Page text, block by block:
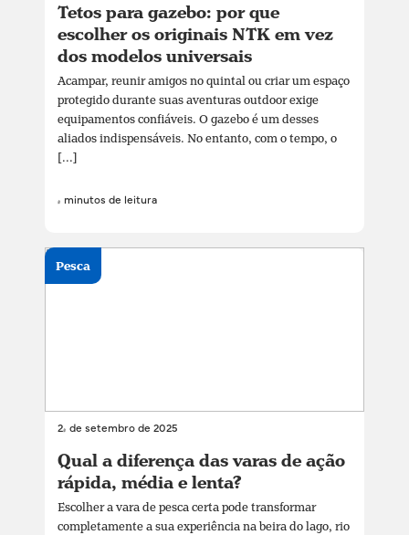
Tetos para gazebo: por que
escolher os originais NTK em vez
dos modelos universais
Acampar, reunir amigos no quintal ou criar um espaço
protegido durante suas aventuras outdoor exige
equipamentos confiáveis. O gazebo é um desses
aliados indispensáveis. No entanto, com o tempo, o
[...]
4 minutos de leitura
24 de setembro de 2025
Qual a diferença das varas de ação
rápida, média e lenta?
Escolher a vara de pesca certa pode transformar
completamente a sua experiência na beira do lago, rio
Pesca